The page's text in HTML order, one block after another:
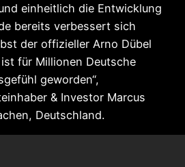
einheitlich die Entwicklung
bereits verbessert sich
der offizieller Arno Dübel
für Millionen Deutsche
geworden“,
& Investor Marcus
Deutschland.